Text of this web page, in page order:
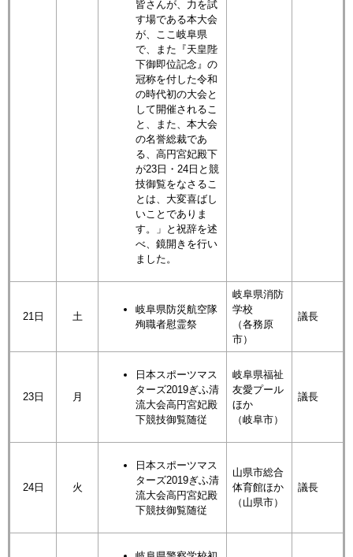
皆さんが、力を試
す場である本大会
が、ここ岐阜県
で、また『天皇陛
下御即位記念』の
冠称を付した令和
の時代初の大会と
して開催されるこ
と、また、本大会
の名誉総裁であ
る、高円宮妃殿下
が23日・24日と競
技御覧をなさるこ
とは、大変喜ばし
いことでありま
す。」と祝辞を述
べ、鏡開きを行い
ました。
21日 土
岐阜県防災航空隊
殉職者慰霊祭
岐阜県消防
学校
（各務原
市）
議長
23日 月
日本スポーツマス
ターズ2019ぎふ清
流大会高円宮妃殿
下競技御覧随従
岐阜県福祉
友愛プール
ほか
（岐阜市）
議長
24日 火
日本スポーツマス
ターズ2019ぎふ清
流大会高円宮妃殿
下競技御覧随従
山県市総合
体育館ほか
（山県市）
議長